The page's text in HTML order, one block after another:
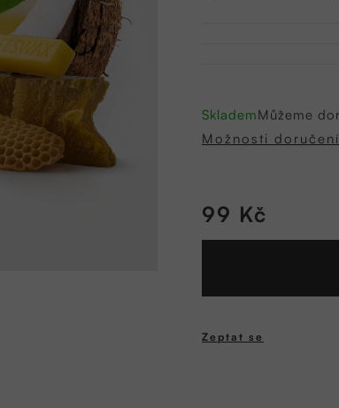
SklademMůžeme
Možnosti doručení
99 Kč
Zeptat se